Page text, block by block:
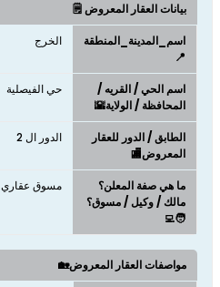
بيانات العقار المعروض 🗒️
اسم_المدينة_المنطقة
📍
الخرج
اسم الحي / القريه /
المحافظة / الولاية🌇
حي الفيصلية
الطابق / الدور للعقار
المعروض🏬
الدور ال 2
ما هي صفة المعلن؟
مالك / وكيل / مسوق؟
🧑‍💻
مسوق عقاري
مواصفات العقار المعروض🏡